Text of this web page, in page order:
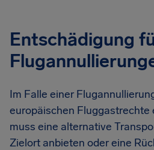
Entschädigung
Im Falle einer
europäischen Fluggastrechte
muss eine alternative
Zielort anbieten oder eine